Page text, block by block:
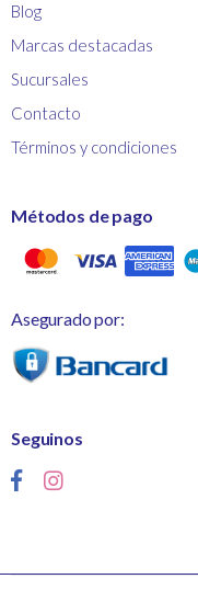
Blog
Marcas destacadas
Sucursales
Contacto
Términos y condiciones
Métodos de pago
Asegurado por:
Seguinos